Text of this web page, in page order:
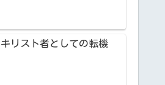
キリスト者としての転機